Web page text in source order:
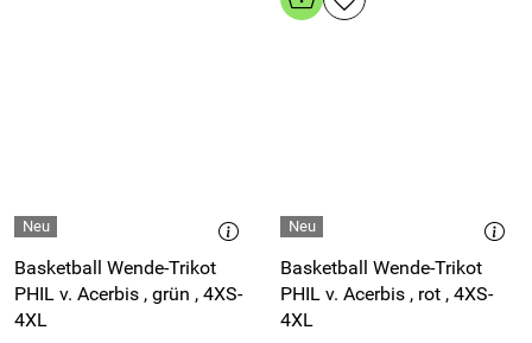
Basketball Wende-Trikot
PHIL v. Acerbis , grün , 4XS-
4XL
Basketball Wende-Trikot
PHIL v. Acerbis , rot , 4XS-
4XL